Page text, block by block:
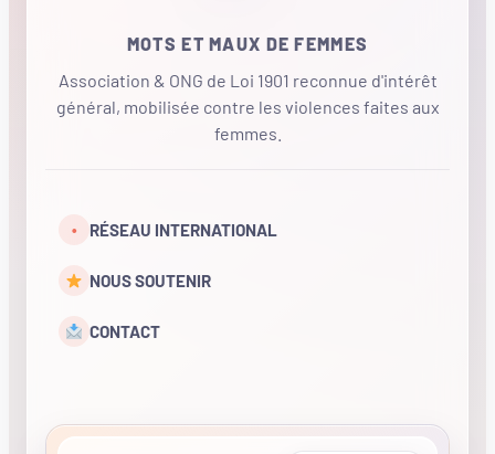
MOTS ET MAUX DE FEMMES
Association & ONG de Loi 1901 reconnue d'intérêt
général, mobilisée contre les violences faites aux
femmes.
• RÉSEAU INTERNATIONAL
NOUS SOUTENIR
CONTACT